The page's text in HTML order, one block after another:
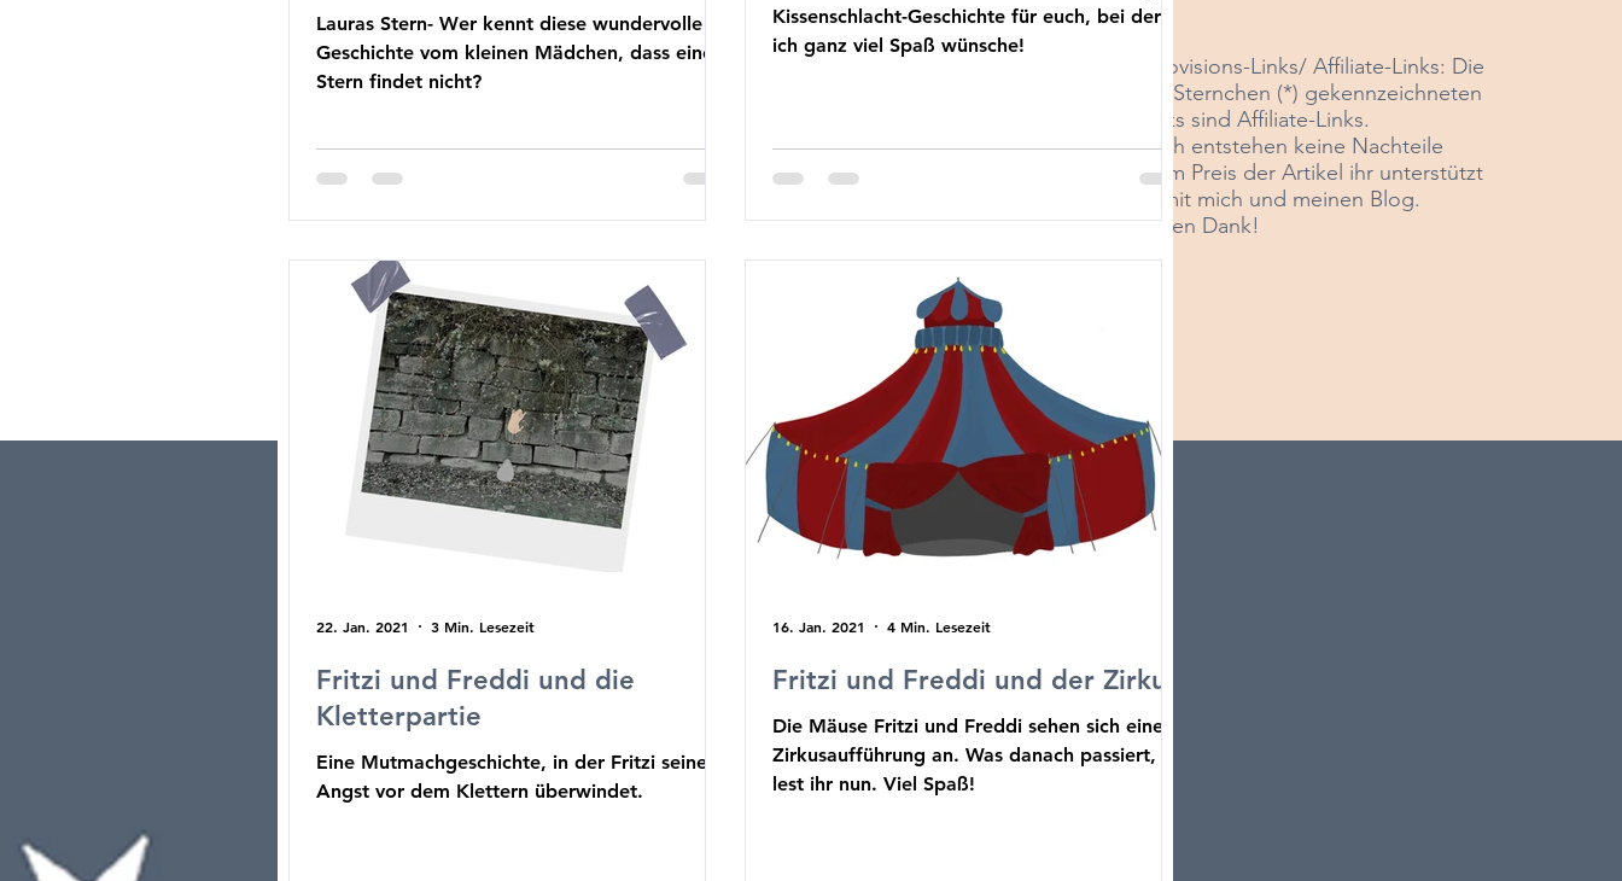
*Provisions-Links/ Affiliate-Links: Die
mit Sternchen (*) gekennzeichneten
Links sind Affiliate-Links.
Euch entstehen keine Nachteile
beim Preis der Artikel ihr unterstützt
damit mich und meinen Blog.
Vielen Dank!
Lauras Stern- Wer kennt diese wundervolle
Geschichte vom kleinen Mädchen, dass einen
Stern findet nicht?
Kissenschlacht-Geschichte für euch, bei der
ich ganz viel Spaß wünsche!
Fritzi und Freddi und die
Kletterpartie
Eine Mutmachgeschichte, in der Fritzi seine
Angst vor dem Klettern überwindet.
22. Jan. 2021 3 Min. Lesezeit
Fritzi und Freddi und der Zirkus
Die Mäuse Fritzi und Freddi sehen sich eine
Zirkusaufführung an. Was danach passiert,
lest ihr nun. Viel Spaß!
16. Jan. 2021 4 Min. Lesezeit